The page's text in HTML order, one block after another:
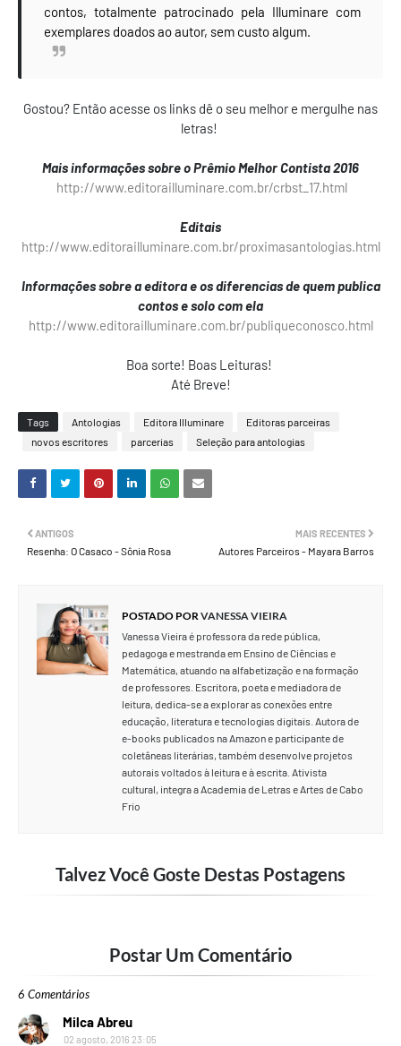
contos, totalmente patrocinado pela Illuminare com
exemplares doados ao autor, sem custo algum.
Gostou? Então acesse os links dê o seu melhor e mergulhe nas
letras!
Mais informações sobre o Prêmio Melhor Contista 2016
http://www.editorailluminare.com.br/crbst_17.html
Editais
http://www.editorailluminare.com.br/proximasantologias.html
Informações sobre a editora e os diferencias de quem publica
contos e solo com ela
http://www.editorailluminare.com.br/publiqueconosco.html
Boa sorte! Boas Leituras!
Até Breve!
Tags Antologias Editora Illuminare
Editoras parceiras
novos escritores
parcerias Seleção para antologias
MAIS RECENTES
Autores Parceiros - Mayara Barros
ANTIGOS
Resenha: O Casaco - Sônia Rosa
POSTADO PORVANESSA VIEIRA
Vanessa Vieira é professora da rede pública,
pedagoga e mestranda em Ensino de Ciências e
Matemática, atuando na alfabetização e na formação
de professores. Escritora, poeta e mediadora de
leitura, dedica-se a explorar as conexões entre
educação, literatura e tecnologias digitais. Autora de
e-books publicados na Amazon e participante de
coletâneas literárias, também desenvolve projetos
autorais voltados à leitura e à escrita. Ativista
cultural, integra a Academia de Letras e Artes de Cabo
Frio
Talvez Você Goste Destas Postagens
Postar Um Comentário
6 Comentários
Milca Abreu
02 agosto, 2016 23:05